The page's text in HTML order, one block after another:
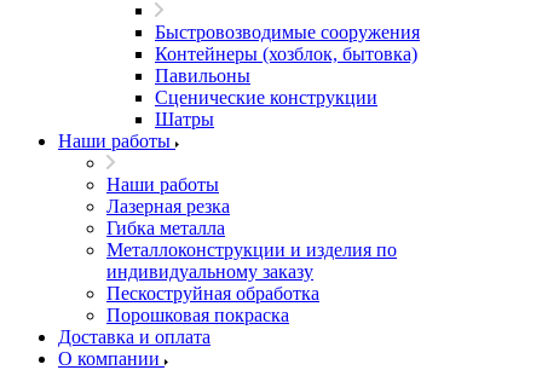
Быстровозводимые сооружения
Контейнеры (хозблок, бытовка)
Павильоны
Сценические конструкции
Шатры
Наши работы
Наши работы
Лазерная резка
Гибка металла
Металлоконструкции и изделия по
индивидуальному заказу
Пескоструйная обработка
Порошковая покраска
Доставка и оплата
О компании